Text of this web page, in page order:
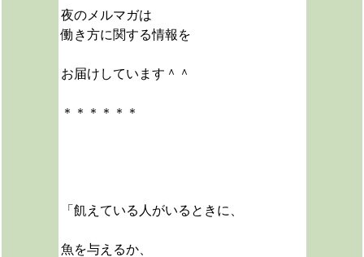
夜のメルマガは
働き方に関する情報を
お届けしています＾＾
＊＊＊＊＊＊
「飢えている人がいるときに、
魚を与えるか、